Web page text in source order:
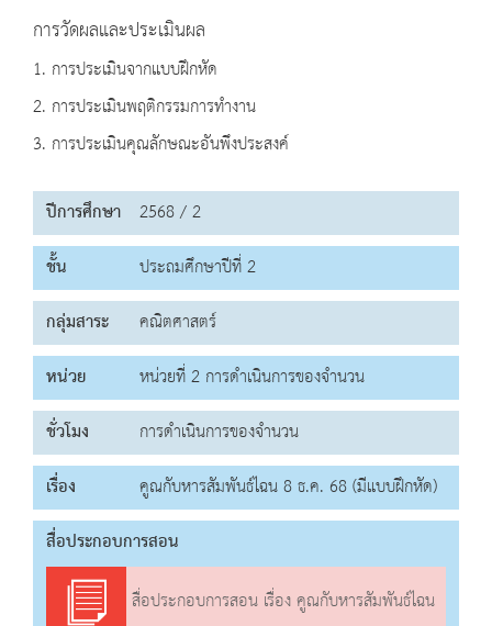
การวัดผลและประเมินผล
1. การประเมินจากแบบฝึกหัด
2. การประเมินพฤติกรรมการทำงาน
3. การประเมินคุณลักษณะอันพึงประสงค์
ปีการศึกษา 2568 / 2
ชั้น
ประถมศึกษาปีที่ 2
กลุ่มสาระ
คณิตศาสตร์
หน่วย
หน่วยที่ 2 การดำเนินการของจำนวน
ชั่วโมง
การดำเนินการของจำนวน
เรื่อง
คูณกับหารสัมพันธ์ไฉน 8 ธ.ค. 68 (มีแบบฝึกหัด)
สื่อประกอบการสอน
สื่อประกอบการสอน เรื่อง คูณกับหารสัมพันธ์ไฉน